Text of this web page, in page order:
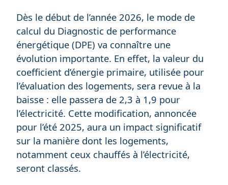
Dès le début de l’année 2026, le mode de
calcul du Diagnostic de performance
énergétique (DPE) va connaître une
évolution importante. En effet, la valeur du
coefficient d’énergie primaire, utilisée pour
l’évaluation des logements, sera revue à la
baisse : elle passera de 2,3 à 1,9 pour
l’électricité. Cette modification, annoncée
pour l’été 2025, aura un impact significatif
sur la manière dont les logements,
notamment ceux chauffés à l’électricité,
seront classés.